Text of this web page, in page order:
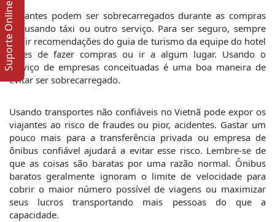
Viajantes podem ser sobrecarregados durante as compras
ou usando táxi ou outro serviço. Para ser seguro, sempre
pedir recomendações do guia de turismo da equipe do hotel
antes de fazer compras ou ir a algum lugar. Usando o
serviço de empresas conceituadas é uma boa maneira de
evitar ser sobrecarregado.
Usando transportes não confiáveis ​​no Vietnã pode expor os
viajantes ao risco de fraudes ou pior, acidentes. Gastar um
pouco mais para a transferência privada ou empresa de
ônibus confiável ajudará a evitar esse risco. Lembre-se de
que as coisas são baratas por uma razão normal. Ônibus
baratos geralmente ignoram o limite de velocidade para
cobrir o maior número possível de viagens ou maximizar
seus lucros transportando mais pessoas do que a
capacidade.
Suporte Online